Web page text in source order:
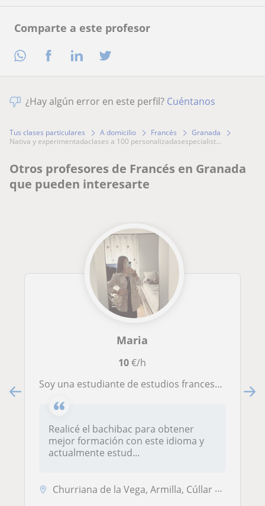
Comparte a este profesor
¿Hay algún error en este perfil? Cuéntanos
Tus clases particulares A domicilio Francés
Granada
nativa y experimentadaclases a 100 personalizadasespecialist...
Otros profesores de Francés en Granada
que pueden interesarte
Maria
10€/h
Soy una estudiante de estudios franceses en la universidad de granada. Soy una persona muy alegre y simpática.
Realicé el bachibac para obtener
mejor formación con este idioma y
actualmente estud...
Churriana de la Vega, Armilla, Cúllar Vega, Granada (Ciudad), Las Gabi...